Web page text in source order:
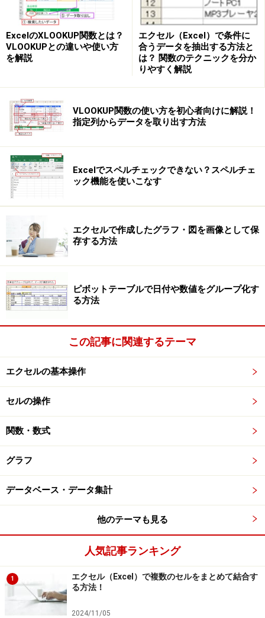
字の色を切り替えたり、1行おきにセルの背景色を設定
したりすることができます。操作は簡単で応用範囲は限
りなく広いこの機能。ちょっとした工夫が必要な場合も
あるので、ガイド記事を読んで、そのコツをマスターし
「条件付き書式の設定」ダイアログボックス
セルに入力されているデータの内容によって、セルの書式を
※記事内容は執筆時点のものです。最新の内容をご確認くださ
い。
※OSやアプリ、ソフトのバージョンによっては画面表示、操作方
法が異なる可能性があります。
1/2 次のページへ
ExcelのXLOOKUP関数とは？
VLOOKUPとの違いや使い方
を解説
エクセル（Excel）で条件に
合うデータを抽出する方法と
は？ 関数のテクニックを分か
りやすく解説
VLOOKUP関数の使い方を初心者向けに解説！
指定列からデータを取り出す方法
Excelでスペルチェックできない？スペルチェ
ック機能を使いこなす
エクセルで作成したグラフ・図を画像として保
存する方法
ピボットテーブルで日付や数値をグループ化す
る方法
この記事に関連するテーマ
エクセルの基本操作
セルの操作
関数・数式
グラフ
データベース・データ集計
他のテーマも見る
人気記事ランキング
1
エクセル（Excel）で複数のセルをまとめて結合す
る方法！
2024/11/05